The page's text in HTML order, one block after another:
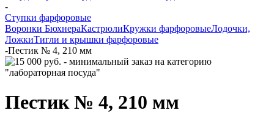
-
Ступки фарфоровые
Воронки БюхнераКастрюлиКружки фарфоровыеЛодочки,
ЛожкиТигли и крышки фарфоровые
-Пестик № 4, 210 мм
Пестик № 4, 210 мм